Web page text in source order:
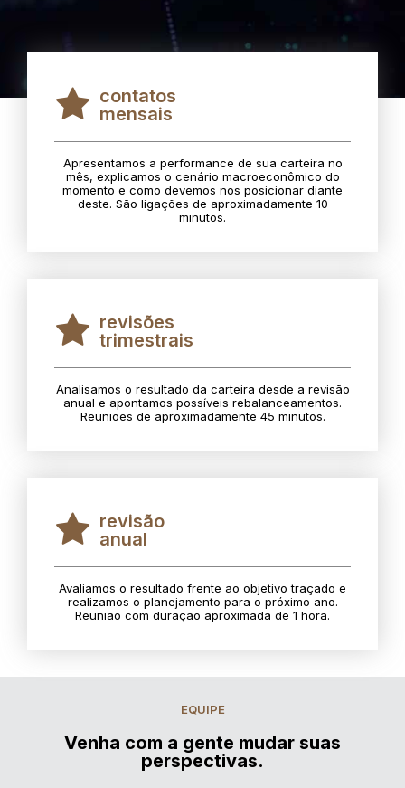
contatos
mensais
Apresentamos a performance de sua carteira no
mês, explicamos o cenário macroeconômico do
momento e como devemos nos posicionar diante
deste. São ligações de aproximadamente 10
minutos.
revisões
trimestrais
Analisamos o resultado da carteira desde a revisão
anual e apontamos possíveis rebalanceamentos.
Reuniões de aproximadamente 45 minutos.
revisão
anual
Avaliamos o resultado frente ao objetivo traçado e
realizamos o planejamento para o próximo ano.
Reunião com duração aproximada de 1 hora.
EQUIPE
Venha com a gente mudar suas
perspectivas.